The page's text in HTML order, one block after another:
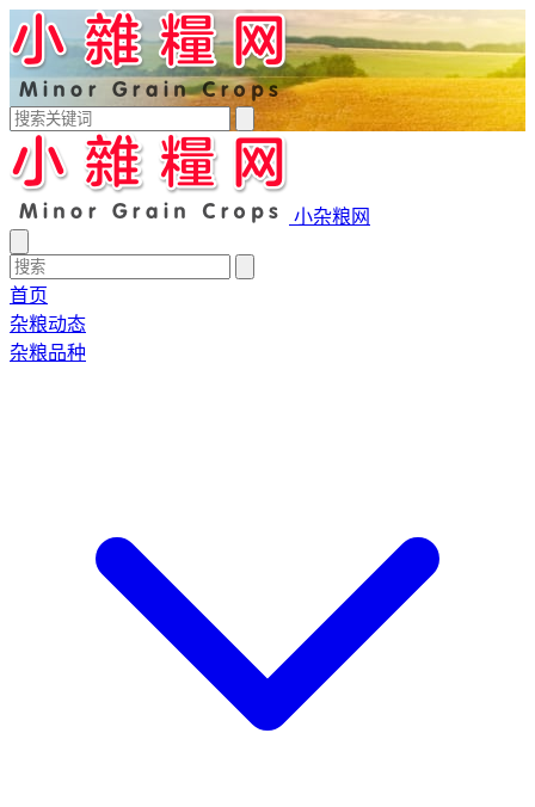
小杂粮网
首页
杂粮动态
杂粮品种